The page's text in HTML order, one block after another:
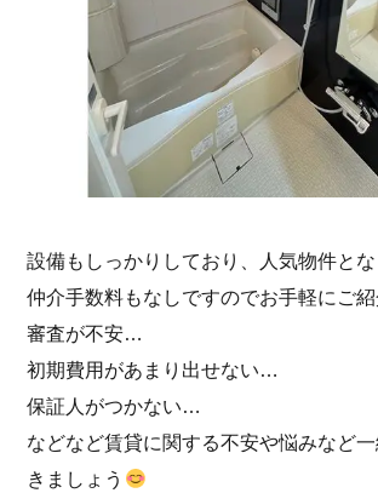
設備もしっかりしており、人気物件とな
仲介手数料もなしですのでお手軽にご紹
審査が不安…
初期費用があまり出せない…
保証人がつかない…
などなど賃貸に関する不安や悩みなど
きましょう